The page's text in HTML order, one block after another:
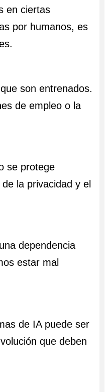
en ciertas
por humanos, es
son entrenados.
de empleo o la
se protege
la privacidad y el
dependencia
estar mal
de IA puede ser
que deben